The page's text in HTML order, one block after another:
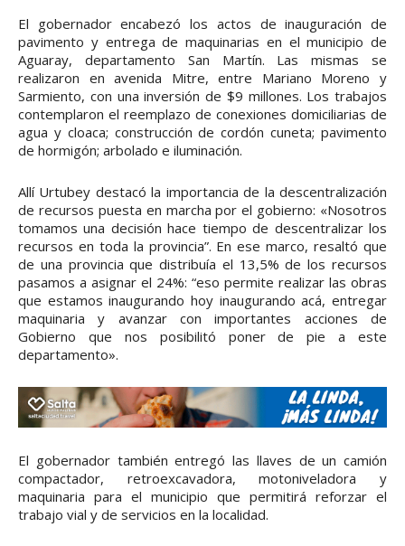
El gobernador encabezó los actos de inauguración de
pavimento y entrega de maquinarias en el municipio de
Aguaray, departamento San Martín. Las mismas se
realizaron en avenida Mitre, entre Mariano Moreno y
Sarmiento, con una inversión de $9 millones. Los trabajos
contemplaron el reemplazo de conexiones domiciliarias de
agua y cloaca; construcción de cordón cuneta; pavimento
de hormigón; arbolado e iluminación.
Allí Urtubey destacó la importancia de la descentralización
de recursos puesta en marcha por el gobierno: «Nosotros
tomamos una decisión hace tiempo de descentralizar los
recursos en toda la provincia”. En ese marco, resaltó que
de una provincia que distribuía el 13,5% de los recursos
pasamos a asignar el 24%: “eso permite realizar las obras
que estamos inaugurando hoy inaugurando acá, entregar
maquinaria y avanzar con importantes acciones de
Gobierno que nos posibilitó poner de pie a este
departamento».
El gobernador también entregó las llaves de un camión
compactador, retroexcavadora, motoniveladora y
maquinaria para el municipio que permitirá reforzar el
trabajo vial y de servicios en la localidad.